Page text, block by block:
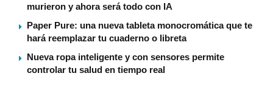
murieron y ahora será todo con IA
Paper Pure: una nueva tableta monocromática que te
hará reemplazar tu cuaderno o libreta
Nueva ropa inteligente y con sensores permite
controlar tu salud en tiempo real